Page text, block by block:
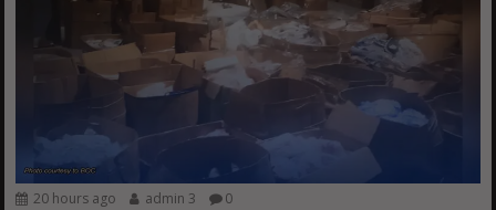
20 hours ago admin 3 0